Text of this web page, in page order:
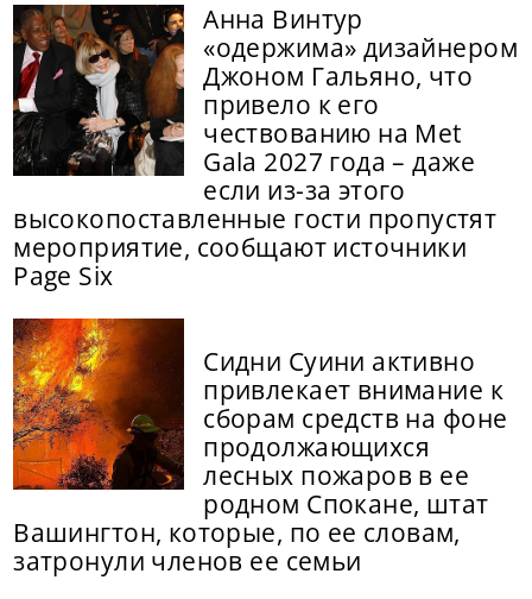
Анна Винтур
«одержима» дизайнером
Джоном Гальяно, что
привело к его
чествованию на Met
Gala 2027 года – даже
если из-за этого
высокопоставленные гости пропустят
мероприятие, сообщают источники
Page Six
Сидни Суини активно
привлекает внимание к
сборам средств на фоне
продолжающихся
лесных пожаров в ее
родном Спокане, штат
Вашингтон, которые, по ее словам,
затронули членов ее семьи